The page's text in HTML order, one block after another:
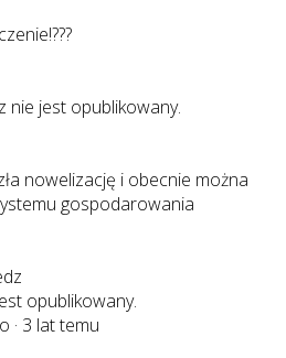
nie jest opublikowany.
nowelizację i obecnie można
gospodarowania
opublikowany.
· 3 lat temu